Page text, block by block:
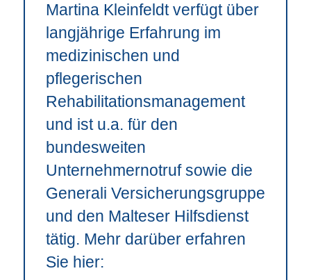
Martina Kleinfeldt verfügt über
langjährige Erfahrung im
medizinischen und
pflegerischen
Rehabilitationsmanagement
und ist u.a. für den
bundesweiten
Unternehmernotruf sowie die
Generali Versicherungsgruppe
und den Malteser Hilfsdienst
tätig. Mehr darüber erfahren
Sie hier: